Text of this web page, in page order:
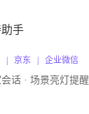
手
| 京东 | 企业微信
话 · 场景亮灯提醒